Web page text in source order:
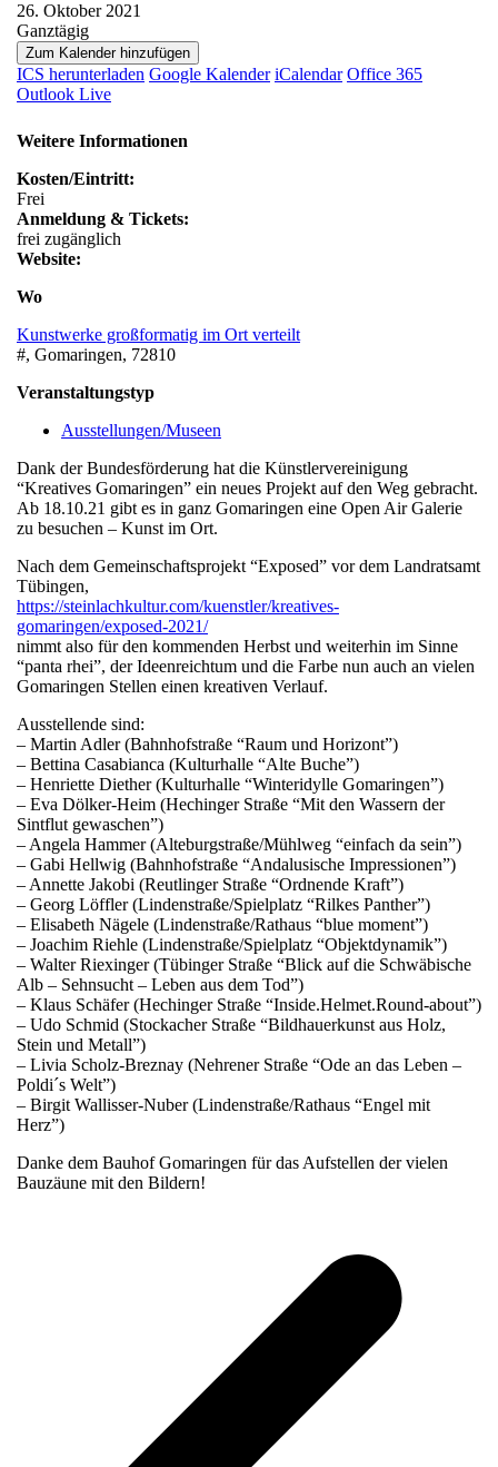
26. Oktober 2021
Ganztägig
Zum Kalender hinzufügen
ICS herunterladen Google Kalender iCalendar Office 365
Outlook Live
Weitere Informationen
Kosten/Eintritt:
Frei
Anmeldung & Tickets:
frei zugänglich
Website:
Wo
Kunstwerke großformatig im Ort verteilt
#, Gomaringen, 72810
Veranstaltungstyp
Ausstellungen/Museen
Dank der Bundesförderung hat die Künstlervereinigung
“Kreatives Gomaringen” ein neues Projekt auf den Weg gebracht.
Ab 18.10.21 gibt es in ganz Gomaringen eine Open Air Galerie
zu besuchen – Kunst im Ort.
Nach dem Gemeinschaftsprojekt “Exposed” vor dem Landratsamt
Tübingen,
https://steinlachkultur.com/kuenstler/kreatives-
gomaringen/exposed-2021/
nimmt also für den kommenden Herbst und weiterhin im Sinne
“panta rhei”, der Ideenreichtum und die Farbe nun auch an vielen
Gomaringen Stellen einen kreativen Verlauf.
Ausstellende sind:
– Martin Adler (Bahnhofstraße “Raum und Horizont”)
– Bettina Casabianca (Kulturhalle “Alte Buche”)
– Henriette Diether (Kulturhalle “Winteridylle Gomaringen”)
– Eva Dölker-Heim (Hechinger Straße “Mit den Wassern der
Sintflut gewaschen”)
– Angela Hammer (Alteburgstraße/Mühlweg “einfach da sein”)
– Gabi Hellwig (Bahnhofstraße “Andalusische Impressionen”)
– Annette Jakobi (Reutlinger Straße “Ordnende Kraft”)
– Georg Löffler (Lindenstraße/Spielplatz “Rilkes Panther”)
– Elisabeth Nägele (Lindenstraße/Rathaus “blue moment”)
– Joachim Riehle (Lindenstraße/Spielplatz “Objektdynamik”)
– Walter Riexinger (Tübinger Straße “Blick auf die Schwäbische
Alb – Sehnsucht – Leben aus dem Tod”)
– Klaus Schäfer (Hechinger Straße “Inside.Helmet.Round-about”)
– Udo Schmid (Stockacher Straße “Bildhauerkunst aus Holz,
Stein und Metall”)
– Livia Scholz-Breznay (Nehrener Straße “Ode an das Leben –
Poldi´s Welt”)
– Birgit Wallisser-Nuber (Lindenstraße/Rathaus “Engel mit
Herz”)
Danke dem Bauhof Gomaringen für das Aufstellen der vielen
Bauzäune mit den Bildern!